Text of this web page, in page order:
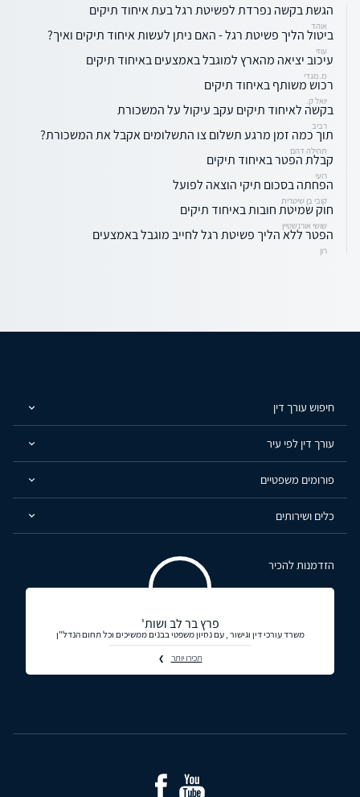
הגשת בקשה נפרדת לפשיטת רגל בעת איחוד תיקים
אוהד
ביטול הליך פשיטת רגל - האם ניתן לעשות איחוד תיקים ואיך?
עוזי
עיכוב יציאה מהארץ למוגבל באמצעים באיחוד תיקים
מ.מגדי
רכוש משותף באיחוד תיקים
יואל ק.
בקשה לאיחוד תיקים עקב עיקול על המשכורת
רביב
תוך כמה זמן מרגע תשלום צו התשלומים אקבל את המשכורת?
תהילה דהם
קבלת הפטר באיחוד תיקים
רועי
הפחתה בסכום תיקי הוצאה לפועל
קובי בן שיטרית
חוק שמיטת חובות באיחוד תיקים
שושי אורנשטיין
הפטר ללא הליך פשיטת רגל לחייב מוגבל באמצעים
רון
חיפוש עורך דין
עורך דין לפי עיר
פורומים משפטיים
כלים ושירותים
הזדמנות להכיר
פרץ בר לב ושות'
משרד עורכי דין וגישור , עם נסיון משפטי בבנים ממשיכים וכל תחום הנדל"ן
תכירו יותר